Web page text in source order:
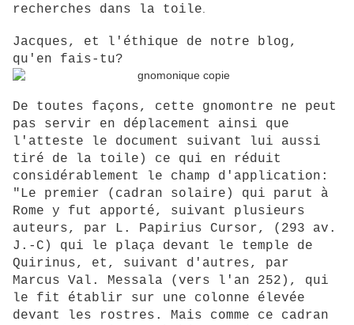
recherches dans la toile
Jacques, et l'éthique de notre blog,
qu'en fais-tu?
De toutes façons, cette gnomontre ne peut
pas servir en déplacement ainsi que
l'atteste le document suivant lui aussi
tiré de la toile) ce qui en réduit
considérablement le champ d'application:
"Le premier (cadran solaire) qui parut à
Rome y fut apporté, suivant plusieurs
auteurs, par L. Papirius Cursor, (293 av.
J.-C) qui le plaça devant le temple de
Quirinus, et, suivant d'autres, par
Marcus Val. Messala (vers l'an 252), qui
le fit établir sur une colonne élevée
devant les rostres. Mais comme ce cadran